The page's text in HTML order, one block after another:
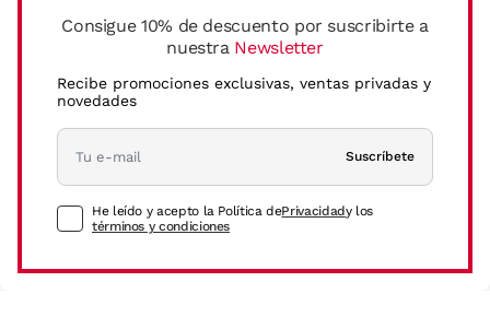
Consigue 10% de descuento por suscribirte a
nuestra Newsletter
Recibe promociones exclusivas, ventas privadas y
novedades
Suscríbete
He leído y acepto la Política dePrivacidady los
términos y condiciones